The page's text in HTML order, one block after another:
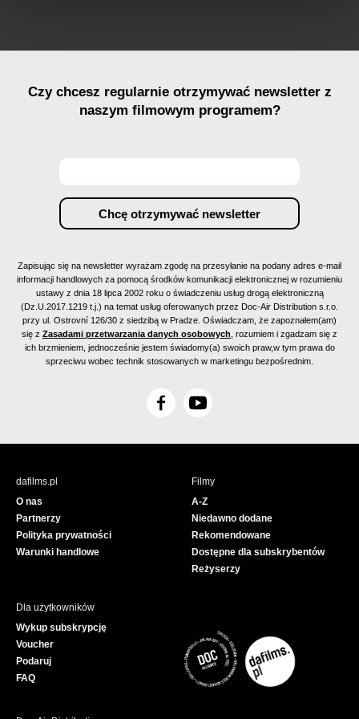
Czy chcesz regularnie otrzymywać newsletter z
naszym filmowym programem?
Zapisując się na newsletter wyrażam zgodę na przesyłanie na podany adres e-mail
informacji handlowych za pomocą środków komunikacji elektronicznej w rozumieniu
ustawy z dnia 18 lipca 2002 roku o świadczeniu usług drogą elektroniczną
(Dz.U.2017.1219 t.j.) na temat usług oferowanych przez Doc-Air Distribution s.r.o.
przy ul. Ostrovní 126/30 z siedzibą w Pradze. Oświadczam, że zapoznałem(am)
się z Zasadami przetwarzania danych osobowych , rozumiem i zgadzam się z
ich brzmieniem, jednocześnie jestem świadomy(a) swoich praw,w tym prawa do
sprzeciwu wobec technik stosowanych w marketingu bezpośrednim.
F
c
Y
u
e
dafilms.pl
O nas
Partnerzy
Polityka prywatności
Warunki handlowe
Filmy
A-Z
Niedawno dodane
Rekomendowane
Dostępne dla subskrybentów
Reżyserzy
Dla użytkowników
Wykup subskrypcję
Voucher
Podaruj
FAQ